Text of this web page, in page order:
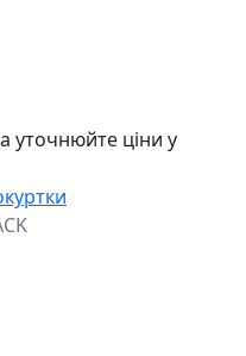
уточнюйте ціни у